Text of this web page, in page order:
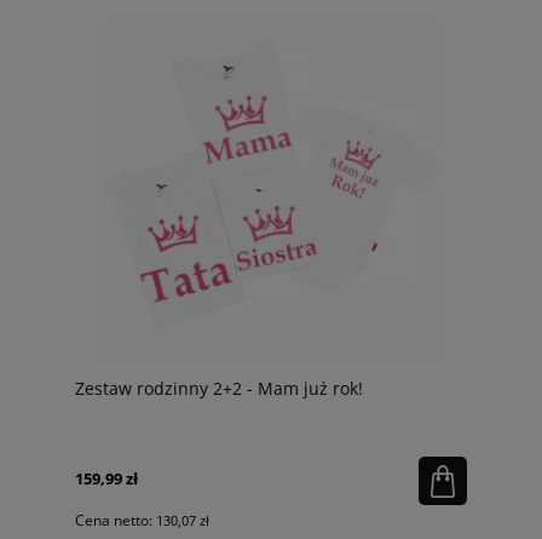
Zestaw rodzinny 2+2 - Mam już rok!
159,99 zł
Cena netto: 130,07 zł